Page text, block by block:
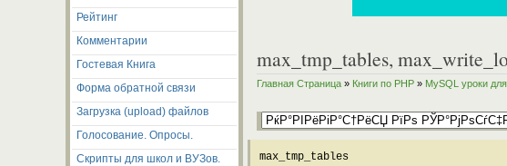
Рейтинг
Комментарии
Гостевая Книга
Форма обратной связи
Загрузка (upload) файлов
Голосование. Опросы.
Скрипты для школ и ВУЗов.
max_tmp_tables,
Главная Страница » Книги по PHP » MySQL уроки
max_tmp_tables